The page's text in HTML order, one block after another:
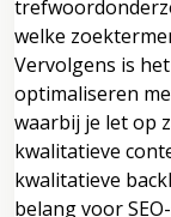
welke
Vervolgens is
optimaliseren
waarbij je let op
kwalitatieve
kwalitatieve
belang voor